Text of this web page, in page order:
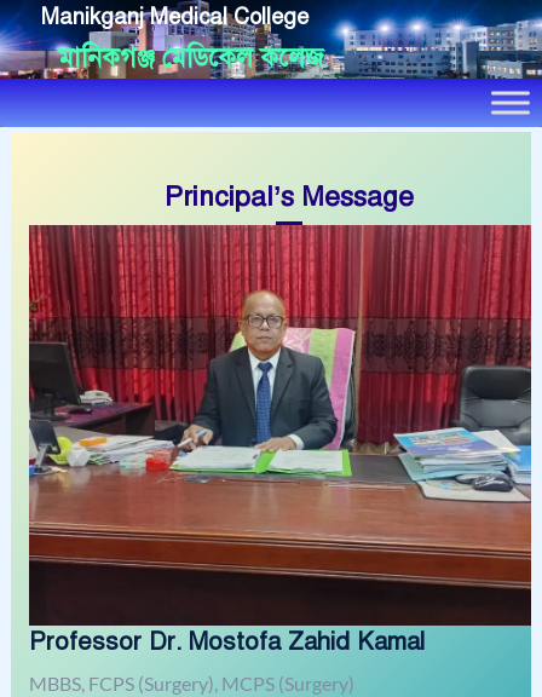
Manikganj Medical College
মানিকগঞ্জ মেডিকেল কলেজ
Principal’s Message
Professor Dr. Mostofa Zahid Kamal
MBBS, FCPS (Surgery), MCPS (Surgery)